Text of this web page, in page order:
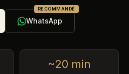
RECOMMANDÉ
WhatsApp
~20 min